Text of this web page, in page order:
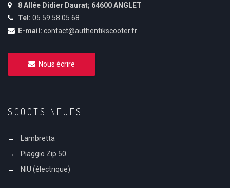
8 Allée Didier Daurat; 64600 ANGLET
Tel: 05.59.58.05.68
E-mail: contact@authentikscooter.fr
Nous écrire
SCOOTS NEUFS
Lambretta
Piaggio Zip 50
NIU (électrique)